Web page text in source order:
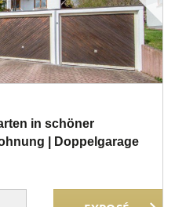
in schöner
| Doppelgarage